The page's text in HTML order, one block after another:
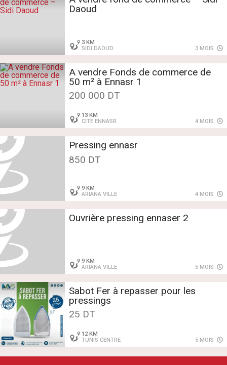
Daoud
3 KM
SIDI DAOUD
3 MOIS
A vendre Fonds de commerce de
50 m² à Ennasr 1
200 000 DT
13 KM
CITÉ ENNASR
4 MOIS
Pressing ennasr
850 DT
9 KM
ARIANA VILLE
4 MOIS
Ouvrière pressing ennaser 2
9 KM
ARIANA VILLE
5 MOIS
Sabot Fer à repasser pour les
pressings
25 DT
12 KM
TUNIS CENTRE
5 MOIS